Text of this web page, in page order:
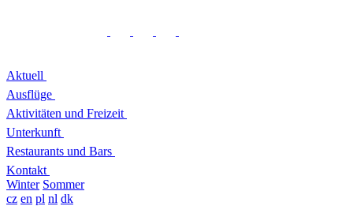
Aktuell
Ausflüge
Aktivitäten und Freizeit
Unterkunft
Restaurants und Bars
Kontakt
Winter Sommer
cz en pl nl dk